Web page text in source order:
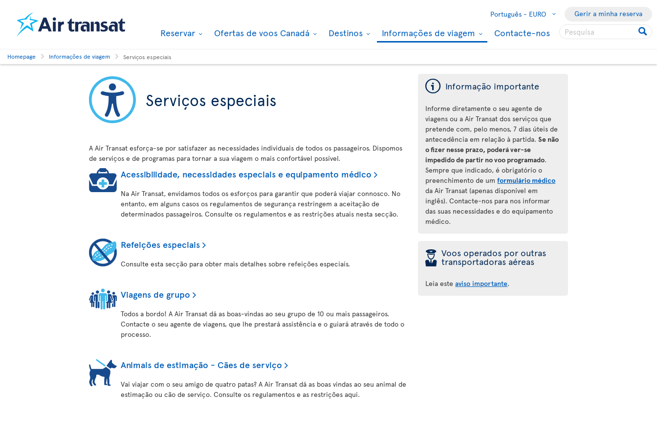
Português - EURO Gerir a minha reserva
Reservar Ofertas de voos Canadá Destinos Informações de viagem Contacte-nos
Homepage Informações de viagem Serviços especiais
Serviços especiais
A Air Transat esforça-se por satisfazer as necessidades individuais de todos os passageiros. Dispomos
de serviços e de programas para tornar a sua viagem o mais confortável possível.
Acessibilidade, necessidades especiais e equipamento médico
Na Air Transat, envidamos todos os esforços para garantir que poderá viajar connosco. No
entanto, em alguns casos os regulamentos de segurança restringem a aceitação de
determinados passageiros. Consulte os regulamentos e as restrições atuais nesta secção.
Refeições especiais
Consulte esta secção para obter mais detalhes sobre refeições especiais.
Viagens de grupo
Todos a bordo! A Air Transat dá as boas-vindas ao seu grupo de 10 ou mais passageiros.
Contacte o seu agente de viagens, que lhe prestará assistência e o guiará através de todo o
processo.
Animais de estimação - Cães de serviço
Vai viajar com o seu amigo de quatro patas? A Air Transat dá as boas vindas ao seu animal de
estimação ou cão de serviço. Consulte os regulamentos e as restrições aqui.
ý Informação importante
Informe diretamente o seu agente de
viagens ou a Air Transat dos serviços que
pretende com, pelo menos, 7 dias úteis de
antecedência em relação à partida.Se não
o fizer nesse prazo, poderá ver-se
impedido de partir no voo programado.
Sempre que indicado, é obrigatório o
preenchimento de umformulário médico
da Air Transat (apenas disponível em
inglês). Contacte-nos para nos informar
das suas necessidades e do equipamento
médico.
þ Voos operados por outras
transportadoras aéreas
Leia esteaviso importante.